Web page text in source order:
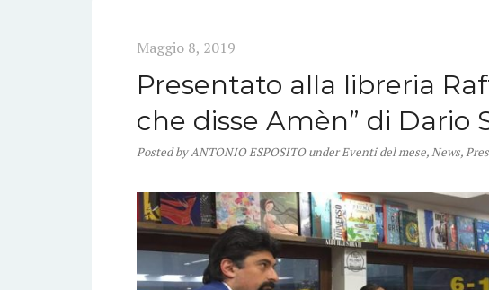
Maggio 8, 2019
Presentato alla libreria
che disse Amèn” di Dario
PostedbyANTONIO ESPOSITO underEventi del mese,News,